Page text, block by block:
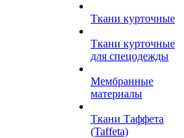
Ткани курточные
Ткани курточные
для спецодежды
Мембранные
материалы
Ткани Таффета
(Taffeta)